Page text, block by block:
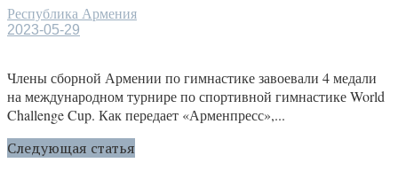
Республика Армения
2023-05-29
Члены сборной Армении по гимнастике завоевали 4 медали
на международном турнире по спортивной гимнастике World
Challenge Cup. Как передает «Арменпресс»,...
Следующая статья